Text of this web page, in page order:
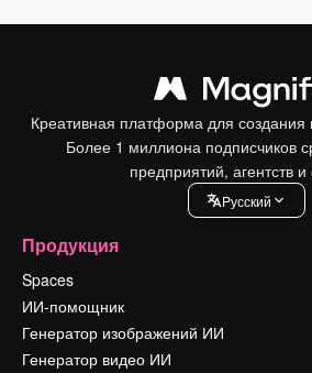
Креативная платформа для
Более 1 миллиона подписчиков
предприятий, агентств и
Pусский
Продукция
Spaces
ИИ-помощник
Генератор изображений ИИ
Генератор видео ИИ